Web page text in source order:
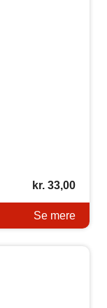
kr.33,00
Se mere